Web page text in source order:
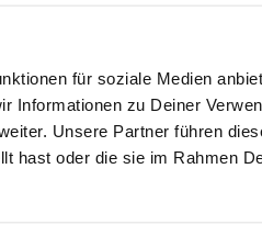
für soziale Medien
Informationen zu Deiner
Unsere Partner führen
hast oder die sie im Rahmen